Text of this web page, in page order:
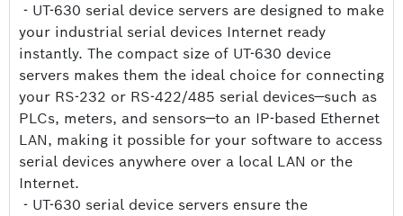
- UT-630 serial device servers are designed to make
your industrial serial devices Internet ready
instantly. The compact size of UT-630 device
servers makes them the ideal choice for connecting
your RS-232 or RS-422/485 serial devices—such as
PLCs, meters, and sensors—to an IP-based Ethernet
LAN, making it possible for your software to access
serial devices anywhere over a local LAN or the
Internet.
- UT-630 serial device servers ensure the